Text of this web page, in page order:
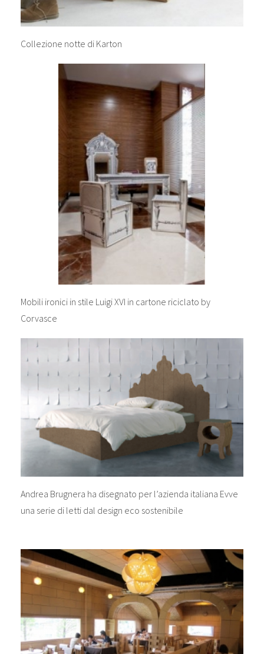
Collezione notte di Karton
Mobili ironici in stile Luigi XVI in cartone riciclato by
Corvasce
Andrea Brugnera ha disegnato per l’azienda italiana Evve
una serie di letti dal design eco sostenibile